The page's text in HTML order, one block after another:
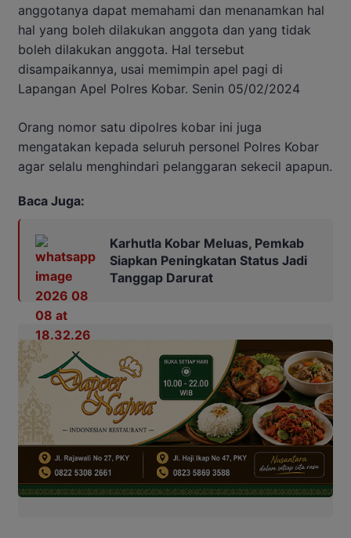
anggotanya dapat memahami dan menanamkan hal
hal yang boleh dilakukan anggota dan yang tidak
boleh dilakukan anggota. Hal tersebut
disampaikannya, usai memimpin apel pagi di
Lapangan Apel Polres Kobar. Senin 05/02/2024
Orang nomor satu dipolres kobar ini juga
mengatakan kepada seluruh personel Polres Kobar
agar selalu menghindari pelanggaran sekecil apapun.
Baca Juga:
Karhutla Kobar Meluas, Pemkab
Siapkan Peningkatan Status Jadi
Tanggap Darurat